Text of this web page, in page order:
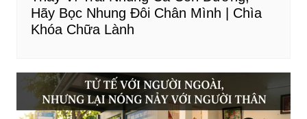
Hãy Bọc Nhung Đôi Chân Mình | Chìa
Khóa Chữa Lành